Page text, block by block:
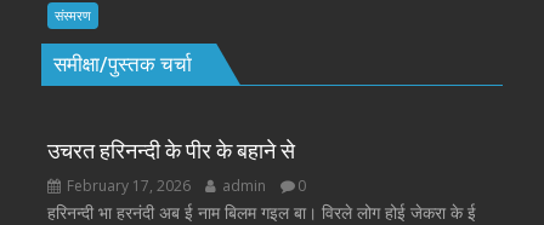
संस्मरण
समीक्षा/पुस्तक चर्चा
उचरत हरिनन्दी के पीर के बहाने से
February 17, 2026 admin 0
हरिनन्दी भा हरनंदी अब ई नाम बिलम गइल बा। विरले लोग होई जेकरा के ई